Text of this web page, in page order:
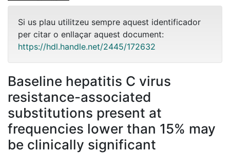
Si us plau utilitzeu sempre aquest identificador
per citar o enllaçar aquest document:
https://hdl.handle.net/2445/172632
Baseline hepatitis C virus
resistance-associated
substitutions present at
frequencies lower than 15% may
be clinically significant